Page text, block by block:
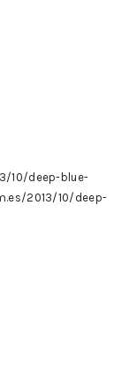
10/deep-blue-
2013/10/deep-